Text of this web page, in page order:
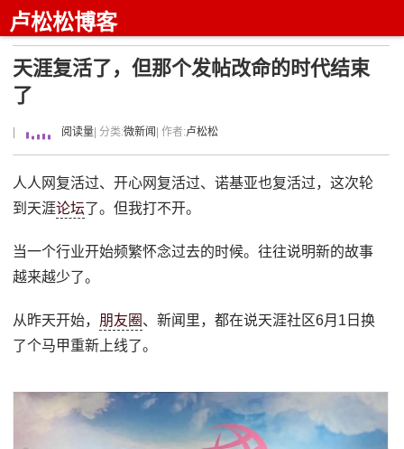
卢松松博客
天涯复活了，但那个发帖改命的时代结束
了
阅读量 | 分类:微新闻 | 作者:卢松松
人人网复活过、开心网复活过、诺基亚也复活过，这次轮
到天涯论坛了。但我打不开。
当一个行业开始频繁怀念过去的时候。往往说明新的故事
越来越少了。
从昨天开始， 朋友圈 、新闻里，都在说天涯社区6月1日换
了个马甲重新上线了。